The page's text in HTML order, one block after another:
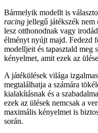
Bármelyik modellt is
racing jellegű játékszék nem
lesz otthonodnak vagy
élményt nyújt majd. Fedezd
modelljeit és tapasztald meg
kényelmet, amit ezek az
A játékülések világa
megtalálhatja a számára
kialakításnak és a
ezek az ülések nemcsak a
maximális kényelmet is
során.